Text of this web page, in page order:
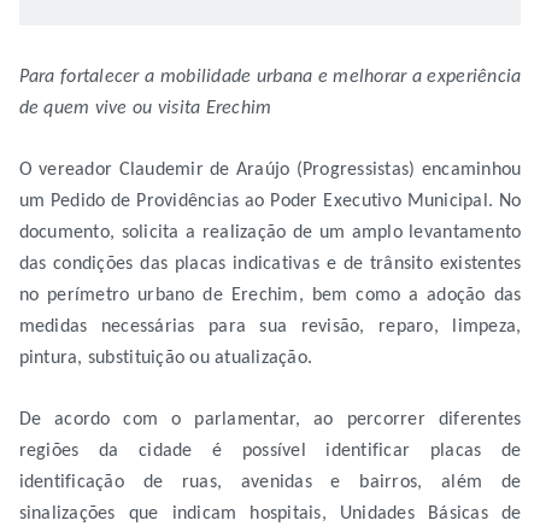
Para fortalecer a mobilidade urbana e melhorar a experiência
de quem vive ou visita Erechim
O vereador Claudemir de Araújo (Progressistas) encaminhou
um Pedido de Providências ao Poder Executivo Municipal. No
documento, solicita a realização de um amplo levantamento
das condições das placas indicativas e de trânsito existentes
no perímetro urbano de Erechim, bem como a adoção das
medidas necessárias para sua revisão, reparo, limpeza,
pintura, substituição ou atualização.
De acordo com o parlamentar, ao percorrer diferentes
regiões da cidade é possível identificar placas de
identificação de ruas, avenidas e bairros, além de
sinalizações que indicam hospitais, Unidades Básicas de